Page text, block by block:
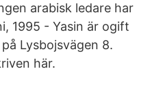
arabisk ledare har
1995 - Yasin är ogift
Lysbojsvägen 8.
här.